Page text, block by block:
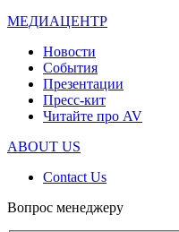
МЕДИАЦЕНТР
Новости
События
Презентации
Пресс-кит
Читайте про AV
ABOUT US
Contact Us
Вопрос менеджеру